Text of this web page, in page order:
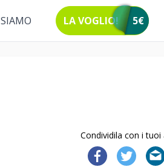
LA VOGLIO! 5€
Condividila con i tuoi